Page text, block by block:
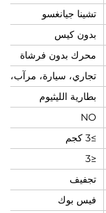
تشينا جيانغسو
بدون كيس
محرك بدون فرشاة
تجاري، سيارة، مرآب،
بطارية الليثيوم
NO
≥3 كجم
≤3
تجفيف
فيس بوك